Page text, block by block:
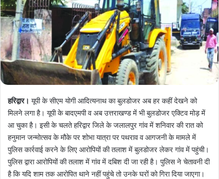
हरिद्वार। यूपी के सीएम योगी आदित्यनाथ का बुलडोजर अब हर कहीं देखने को
मिलने लगा है। यूपी के बादएमपी व अब उत्तराखण्ड में भी बुलडोजर एक्टिव मोड़ में
आ चुका है। इसी के चलते हरिद्वार जिले के जलालपुर गांव में शनिवार की रात को
हनुमान जन्मोत्सव के मौके पर शोभा यात्रा पर पथराव व आगजनी के मामले में
पुलिस कार्रवाई करने के लिए आरोपियों की तलाश में बुलडोजर लेकर गांव में पहुंची।
पुलिस द्वारा आरोपियों की तलाश में गांव में दबिश दी जा रही है। पुलिस ने चेतावनी दी
है कि यदि शाम तक आरोपित थाने नहीं पहुंचे तो उनके घरों को गिरा दिया जाएगा।